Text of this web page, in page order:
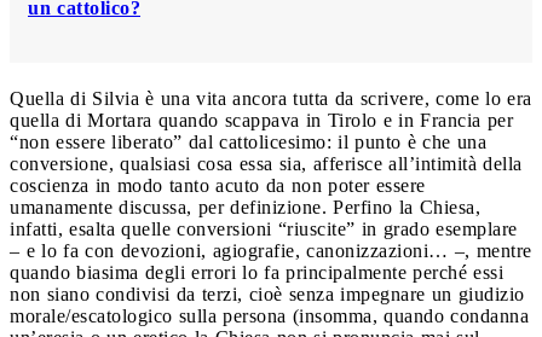
un cattolico?
Quella di Silvia è una vita ancora tutta da scrivere, come lo era
quella di Mortara quando scappava in Tirolo e in Francia per
“non essere liberato” dal cattolicesimo: il punto è che una
conversione, qualsiasi cosa essa sia, afferisce all’intimità della
coscienza in modo tanto acuto da non poter essere
umanamente discussa, per definizione. Perfino la Chiesa,
infatti, esalta quelle conversioni “riuscite” in grado esemplare
– e lo fa con devozioni, agiografie, canonizzazioni… –, mentre
quando biasima degli errori lo fa principalmente perché essi
non siano condivisi da terzi, cioè senza impegnare un giudizio
morale/escatologico sulla persona (insomma, quando condanna